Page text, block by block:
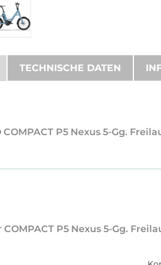
TECHNISCHE DATEN
P5 Nexus 5-Gg.
P5 Nexus 5-Gg.